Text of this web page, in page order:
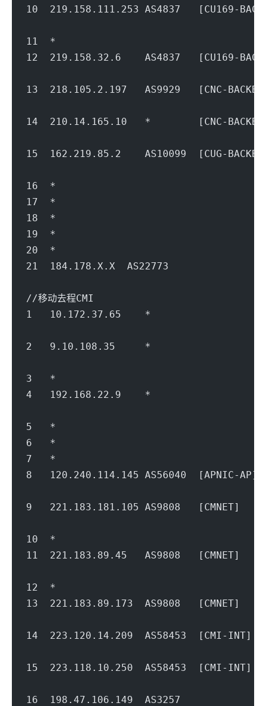
10  219.158.111.253 AS4837   [CU169-
11  *
12  219.158.32.6    AS4837   [CU169-
13  218.105.2.197   AS9929   [CNC-
14  210.14.165.10   *        [CNC-
15  162.219.85.2    AS10099  [CUG-
16  *
17  *
18  *
19  *
20  *
21  184.178.X.X  AS22773                   美
//移动去程CMI
1   10.172.37.65    *
2   9.10.108.35     *
3   *
4   192.168.22.9    *
5   *
6   *
7   *
8   120.240.114.145 AS56040  [APNIC-
9   221.183.181.105 AS9808   [CMNET]
10  *
11  221.183.89.45   AS9808   [CMNET]
12  *
13  221.183.89.173  AS9808   [CMNET]
14  223.120.14.209  AS58453  [CMI-INT]
15  223.118.10.250  AS58453  [CMI-INT]
16  198.47.106.149  AS3257